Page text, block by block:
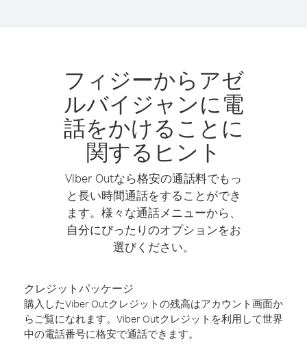
フィジーからアゼ
ルバイジャンに電
話をかけることに
関するヒント
Viber Outなら格安の通話料でもっ
と長い時間通話をすることができ
ます。様々な通話メニューから、
自分にぴったりのオプションをお
選びください。
クレジットパッケージ
購入したViber Outクレジットの残高はアカウント画面か
らご覧になれます。Viber Outクレジットを利用して世界
中の電話番号に格安で通話できます。